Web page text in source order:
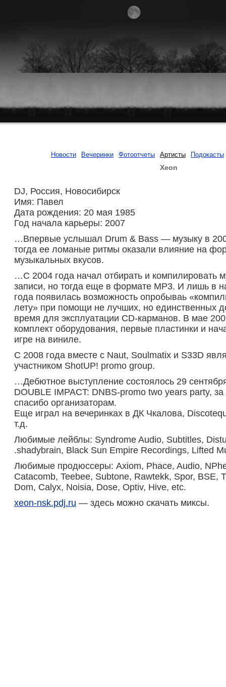
Новости Вечеринки Фотоотчеты Артисты Подокасты
Xeon
DJ, Россия, Новосибирск
Имя: Павел
Дата рождения: 20 мая 1985
Год начала карьеры: 2007
…Впервые услышал Drum & Bass — музыку в
тогда ее ломаные ритмы оказали влияние на
музыкальных вкусов.
…С 2004 года начал отбирать и компилировать
записи, но тогда еще в формате MP3. И лишь в
года появилась возможность опробываь
лету» при помощи не лучших, но единственных
время для эксплуатации CD-карманов. В мае
комплект оборудования, первые пластинки и
игре на виниле.
С 2008 года вместе с Naut, Soulmatix и S33D
участником ShotUP! promo group.
…Дебютное выступление состоялось 29
DOUBLE IMPACT: DNBS-promo two years party, за
спасибо организаторам.
Еще играл на вечеринках в ДК Чкалова,
т.д.
Любимые лейблы: Syndrome Audio, Subtitles,
.shadybrain, Black Sun Empire Recordings, Lifted
Любимые продюссеры: Axiom, Phace, Audio,
Catacomb, Teebee, Subtone, Rawtekk, Spor, BSE,
Dom, Calyx, Noisia, Dose, Optiv, Hive, etc.
xeon-nsk.pdj.ru — здесь можно скачать миксы.